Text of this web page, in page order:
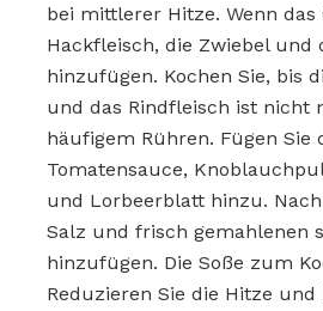
bei mittlerer Hitze. Wenn das
Hackfleisch, die Zwiebel und
hinzufügen. Kochen Sie, bis
und das Rindfleisch ist nicht
häufigem Rühren. Fügen Sie
Tomatensauce,
und Lorbeerblatt hinzu.
Salz und frisch gemahlenen
hinzufügen. Die Soße zum
Reduzieren Sie die Hitze und